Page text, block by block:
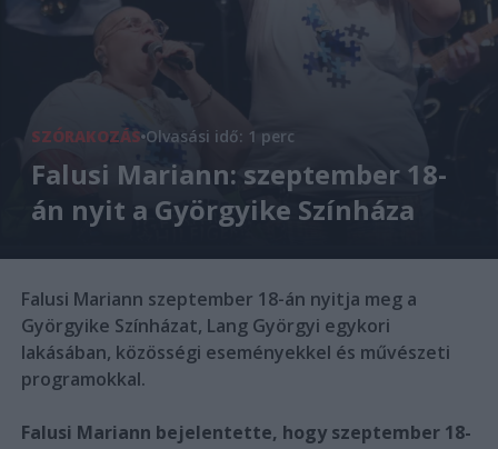
SZÓRAKOZÁS Olvasási idő: 1 perc
Falusi Mariann: szeptember 18-
án nyit a Györgyike Színháza
Falusi Mariann szeptember 18-án nyitja meg a
Györgyike Színházat, Lang Györgyi egykori
lakásában, közösségi eseményekkel és művészeti
programokkal.
Falusi Mariann bejelentette, hogy szeptember 18-